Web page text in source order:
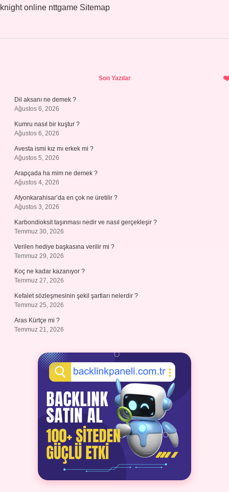
knight online nttgame Sitemap
Son Yazılar
Dil aksanı ne demek ?
Ağustos 6, 2026
Kumru nasıl bir kuştur ?
Ağustos 6, 2026
Avesta ismi kız mı erkek mi ?
Ağustos 5, 2026
Arapçada ha mim ne demek ?
Ağustos 4, 2026
Afyonkarahisar’da en çok ne üretilir ?
Ağustos 3, 2026
Karbondioksit taşınması nedir ve nasıl gerçekleşir ?
Temmuz 30, 2026
Verilen hediye başkasına verilir mi ?
Temmuz 29, 2026
Koç ne kadar kazanıyor ?
Temmuz 27, 2026
Kefalet sözleşmesinin şekil şartları nelerdir ?
Temmuz 25, 2026
Aras Kürtçe mi ?
Temmuz 21, 2026